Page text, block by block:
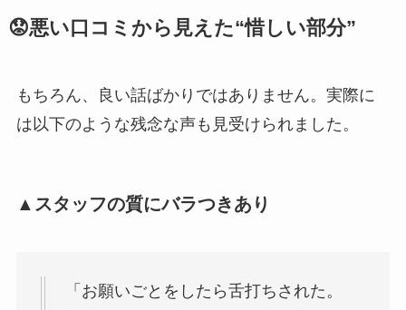
😟悪い口コミから見えた“惜しい部分”
もちろん、良い話ばかりではありません。実際に
は以下のような残念な声も見受けられました。
▲スタッフの質にバラつきあり
「お願いごとをしたら舌打ちされた。